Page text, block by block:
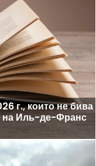
г., които не бива
на Иль-де-Франс